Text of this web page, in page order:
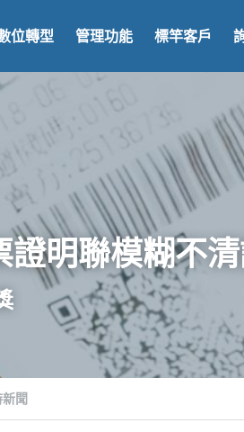
位轉型 管理功能 標竿客戶
證明聯模糊不
聞